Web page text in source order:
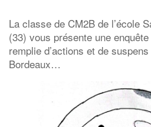
La classe de CM2B de l’école
(33) vous présente une
remplie d’actions et de
Bordeaux…